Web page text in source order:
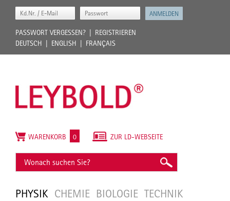
PASSWORT VERGESSEN?
REGISTRIEREN
DEUTSCH
ENGLISH FRANÇAIS
PHYSIK CHEMIE BIOLOGIE TECHNIK
ZUR LD-WEBSEITE
WARENKORB 0